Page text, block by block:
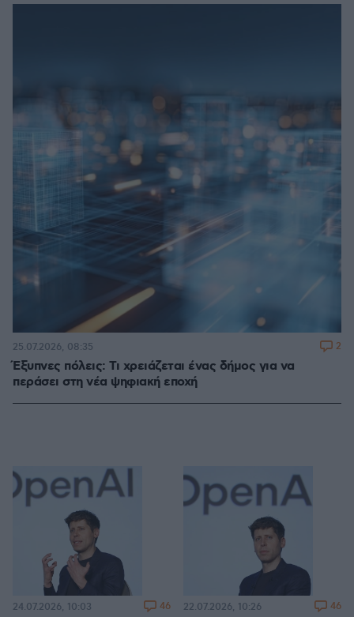
Έξυπνες πόλεις: Τι χρειάζεται ένας δήμος για να
περάσει στη νέα ψηφιακή εποχή
25.07.2026, 08:35 2
24.07.2026, 10:03 46 22.07.2026, 10:26 46